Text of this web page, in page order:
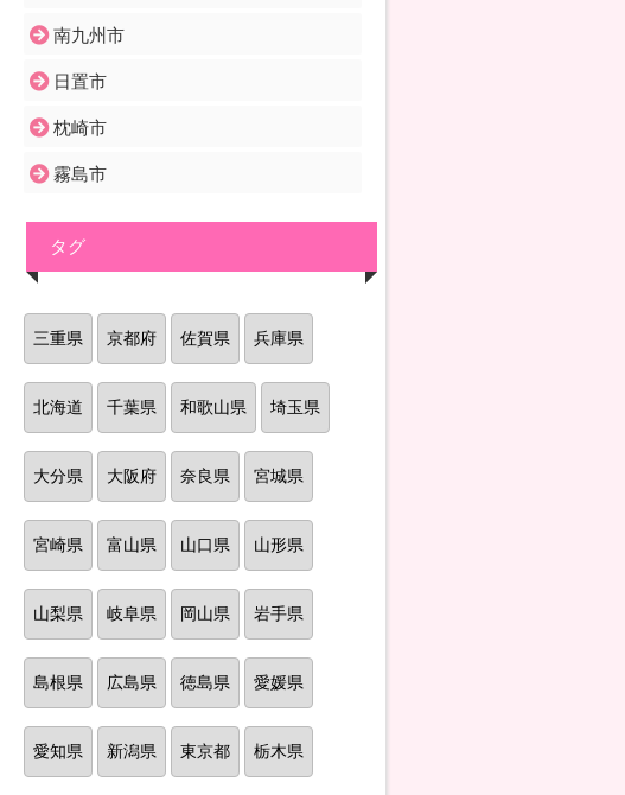
南九州市
日置市
枕崎市
霧島市
タグ
三重県 京都府 佐賀県 兵庫県
北海道 千葉県 和歌山県 埼玉県
大分県 大阪府 奈良県 宮城県
宮崎県 富山県 山口県 山形県
山梨県 岐阜県 岡山県 岩手県
島根県 広島県 徳島県 愛媛県
愛知県 新潟県 東京都 栃木県